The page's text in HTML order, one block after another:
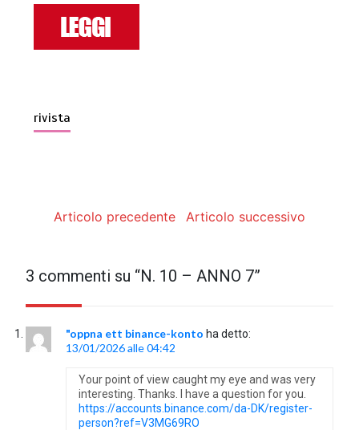
rivista
Articolo precedente Articolo successivo
3 commenti su “N. 10 – ANNO 7”
"oppna ett binance-konto ha detto:
13/01/2026 alle 04:42
Your point of view caught my eye and was very
interesting. Thanks. I have a question for you.
https://accounts.binance.com/da-DK/register-
person?ref=V3MG69RO